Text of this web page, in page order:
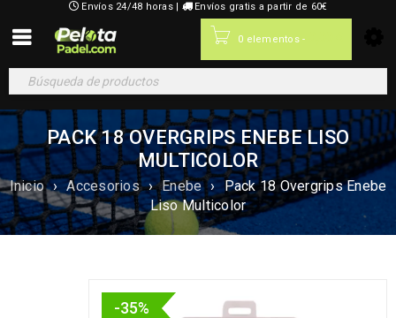
Envíos 24/48 horas | Envíos gratis a partir de 60€
0 elementos -
PACK 18 OVERGRIPS ENEBE LISO
MULTICOLOR
Inicio › Accesorios › Enebe › Pack 18 Overgrips Enebe
Liso Multicolor
-35%